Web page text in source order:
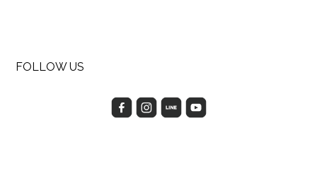
FOLLOW US